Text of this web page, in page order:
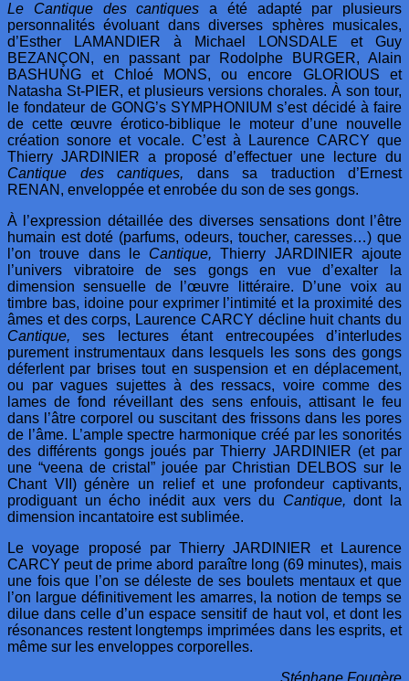
Le Cantique des cantiques a été adapté par plusieurs
personnalités évoluant dans diverses sphères musicales,
d’Esther LAMANDIER à Michael LONSDALE et Guy
BEZANÇON, en passant par Rodolphe BURGER, Alain
BASHUNG et Chloé MONS, ou encore GLORIOUS et
Natasha St-PIER, et plusieurs versions chorales. À son tour,
le fondateur de GONG’s SYMPHONIUM s’est décidé à faire
de cetteœuvre érotico-biblique le moteur d’une nouvelle
création sonore et vocale. C’est à Laurence CARCY que
Thierry JARDINIER a proposé d’effectuer une lecture du
Cantique des cantiques, dans sa traduction d’Ernest
RENAN, enveloppée et enrobée du son de ses gongs.
À l’expression détaillée des diverses sensations dont l’être
humain est doté (parfums, odeurs, toucher, caresses…) que
l’on trouve dans le Cantique, Thierry JARDINIER ajoute
l’univers vibratoire de ses gongs en vue d’exalter la
dimension sensuelle de l’œuvre littéraire. D’une voix au
timbre bas, idoine pour exprimer l’intimité et la proximité des
âmes et des corps, Laurence CARCY décline huit chants du
Cantique, ses lectures étant entrecoupées d’interludes
purement instrumentaux dans lesquels les sons des gongs
déferlent par brises tout en suspension et en déplacement,
ou par vagues sujettes à des ressacs, voire comme des
lames de fond réveillant des sens enfouis, attisant le feu
dans l’âtre corporel ou suscitant des frissons dans les pores
de l’âme. L’ample spectre harmonique créé par les sonorités
des différents gongs joués par Thierry JARDINIER (et par
une “veena de cristal” jouée par Christian DELBOS sur le
Chant VII) génère un relief et une profondeur captivants,
prodiguant un écho inédit aux vers du Cantique, dont la
dimension incantatoire est sublimée.
Le voyage proposé par Thierry JARDINIER et Laurence
CARCY peut de prime abord paraître long (69 minutes), mais
une fois que l’on se déleste de ses boulets mentaux et que
l’on largue définitivement les amarres, la notion de temps se
dilue dans celle d’un espace sensitif de haut vol, et dont les
résonances restent longtemps imprimées dans les esprits, et
même sur les enveloppes corporelles.